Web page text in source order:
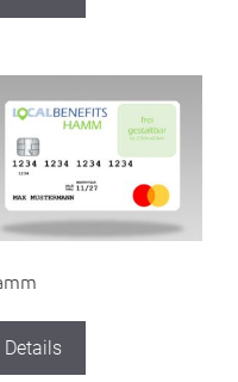
Details